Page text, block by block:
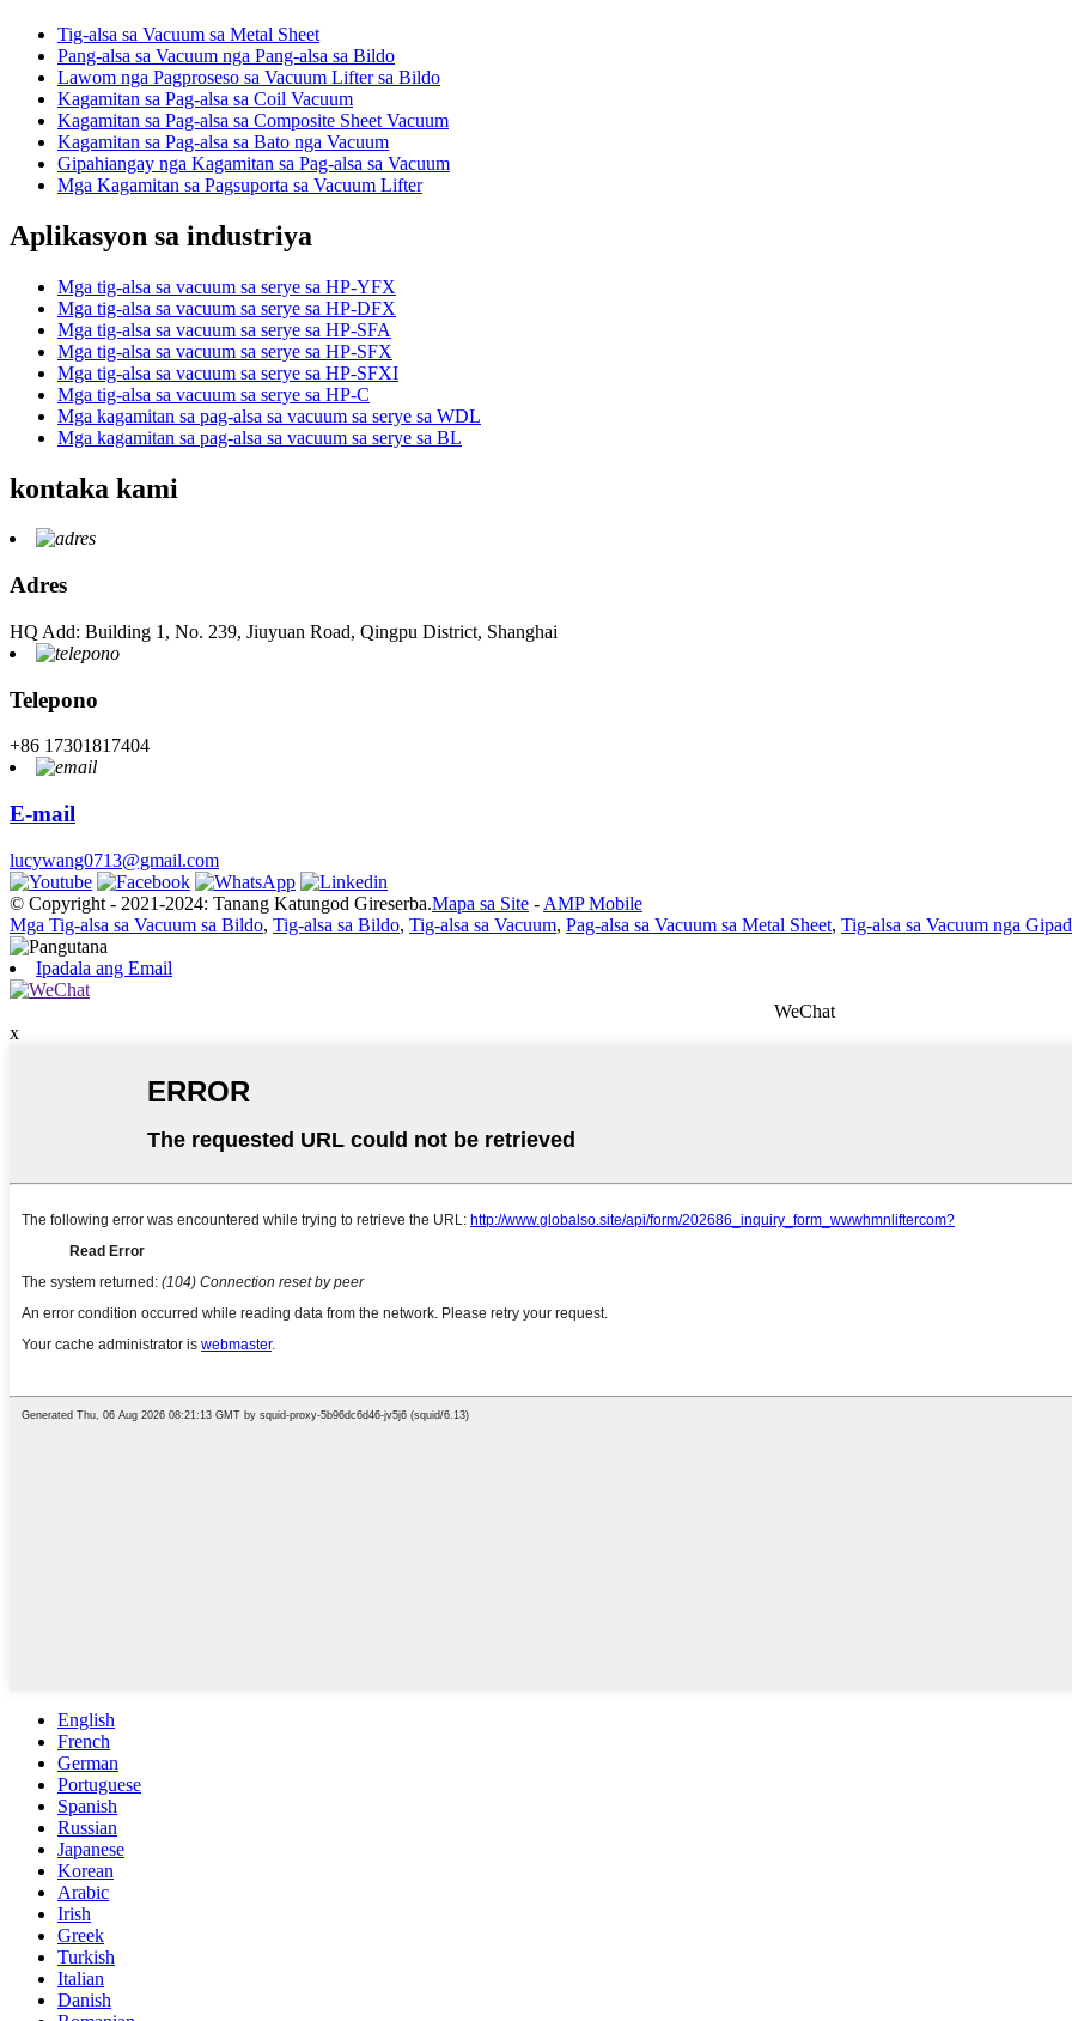
Tig-alsa sa Vacuum sa Metal Sheet
Pang-alsa sa Vacuum nga Pang-alsa sa Bildo
Lawom nga Pagproseso sa Vacuum Lifter sa Bildo
Kagamitan sa Pag-alsa sa Coil Vacuum
Kagamitan sa Pag-alsa sa Composite Sheet Vacuum
Kagamitan sa Pag-alsa sa Bato nga Vacuum
Gipahiangay nga Kagamitan sa Pag-alsa sa Vacuum
Mga Kagamitan sa Pagsuporta sa Vacuum Lifter
Aplikasyon sa industriya
Mga tig-alsa sa vacuum sa serye sa HP-YFX
Mga tig-alsa sa vacuum sa serye sa HP-DFX
Mga tig-alsa sa vacuum sa serye sa HP-SFA
Mga tig-alsa sa vacuum sa serye sa HP-SFX
Mga tig-alsa sa vacuum sa serye sa HP-SFXI
Mga tig-alsa sa vacuum sa serye sa HP-C
Mga kagamitan sa pag-alsa sa vacuum sa serye sa WDL
Mga kagamitan sa pag-alsa sa vacuum sa serye sa BL
kontaka kami
Adres
HQ Add: Building 1, No. 239, Jiuyuan Road, Qingpu District, Shanghai
Telepono
+86 17301817404
E-mail
lucywang0713@gmail.com
© Copyright - 2021-2024: Tanang Katungod Gireserba.Mapa sa Site - AMP Mobile
Mga Tig-alsa sa Vacuum sa Bildo, Tig-alsa sa Bildo, Tig-alsa sa Vacuum, Pag-alsa sa Vacuum sa Metal Sheet, Tig-alsa sa Vacuum nga
Ipadala ang Email
WeChat
x
English
French
German
Portuguese
Spanish
Russian
Japanese
Korean
Arabic
Irish
Greek
Turkish
Italian
Danish